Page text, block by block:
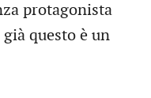
protagonista
questo è un